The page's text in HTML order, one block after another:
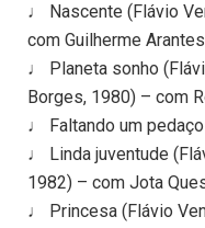
♩ Nascente (Flávio
com Guilherme Arantes
♩ Planeta sonho
Borges, 1980) – com
♩ Faltando um
♩ Linda juventude
1982) – com Jota
♩ Princesa (Flávio